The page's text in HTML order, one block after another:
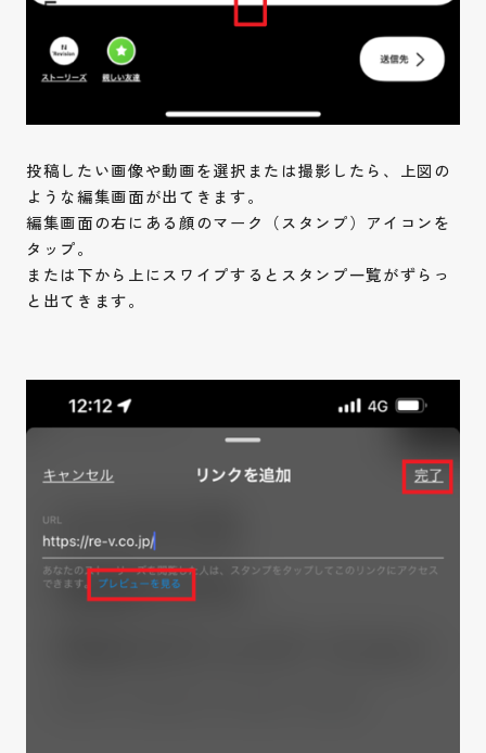
投稿したい画像や動画を選択または撮影したら、上図の
ような編集画面が出てきます。
編集画面の右にある顔のマーク（スタンプ）アイコンを
タップ。
または下から上にスワイプするとスタンプ一覧がずらっ
と出てきます。